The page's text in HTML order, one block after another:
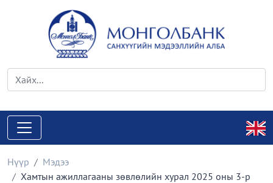
Нүүр
Мэдээ
Хамтын ажиллагааны зөвлөлийн хурал 2025 оны 3-р